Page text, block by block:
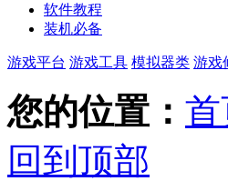
软件教程
装机必备
游戏平台 游戏工具 模拟器类 游戏
您的位置：
回到顶部